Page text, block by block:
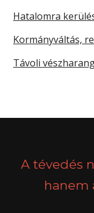
Hatalomra
Kormányváltás,
Távoli
A tévedés
hanem